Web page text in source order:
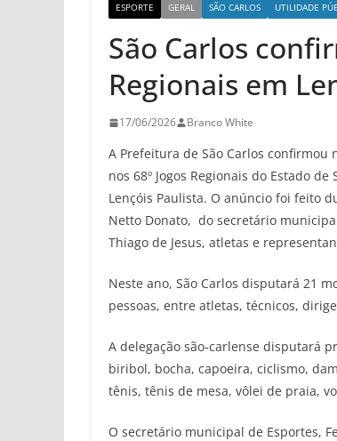
ESPORTE GERAL SÃO CARLOS UTILIDADE
São Carlos
Regionais em
17/06/2026 Branco White
A Prefeitura de São Carlos confirmou
nos 68º Jogos Regionais do Estado
Lençóis Paulista. O anúncio foi feito
Netto Donato, do secretário
Thiago de Jesus, atletas e
Neste ano, São Carlos disputará 21
pessoas, entre atletas, técnicos,
A delegação são-carlense disputará
biribol, bocha, capoeira, ciclismo,
tênis, tênis de mesa, vôlei de praia,
O secretário municipal de Esportes,